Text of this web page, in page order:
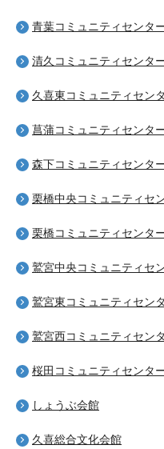
青葉コミュニティセンタ
清久コミュニティセンタ
久喜東コミュニティセン
菖蒲コミュニティセンタ
森下コミュニティセンタ
栗橋中央コミュニティセ
栗橋コミュニティセンタ
鷲宮中央コミュニティセ
鷲宮東コミュニティセン
鷲宮西コミュニティセン
桜田コミュニティセンタ
しょうぶ会館
久喜総合文化会館